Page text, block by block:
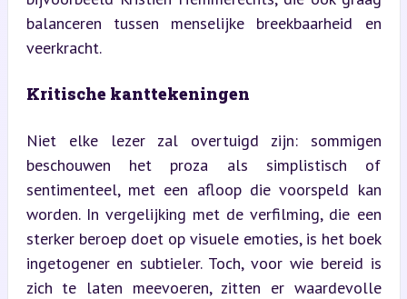
balanceren tussen menselijke breekbaarheid en
veerkracht.
Kritische kanttekeningen
Niet elke lezer zal overtuigd zijn: sommigen
beschouwen het proza als simplistisch of
sentimenteel, met een afloop die voorspeld kan
worden. In vergelijking met de verfilming, die een
sterker beroep doet op visuele emoties, is het boek
ingetogener en subtieler. Toch, voor wie bereid is
zich te laten meevoeren, zitten er waardevolle